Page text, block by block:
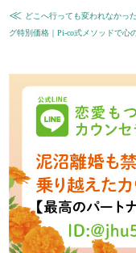
≪ どこへ行っても変われなかっ
グ特別価格｜Pi-co式メソッドで心